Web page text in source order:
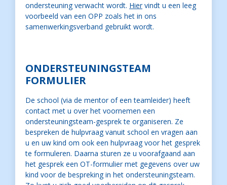
ondersteuning verwacht wordt. Hiervindt u een leeg
voorbeeld van een OPP zoals het in ons
samenwerkingsverband gebruikt wordt.
ONDERSTEUNINGSTEAM
FORMULIER
De school (via de mentor of een teamleider) heeft
contact met u over het voornemen een
ondersteuningsteam-gesprek te organiseren. Ze
bespreken de hulpvraag vanuit school en vragen aan
u en uw kind om ook een hulpvraag voor het gesprek
te formuleren. Daarna sturen ze u voorafgaand aan
het gesprek een OT-formulier met gegevens over uw
kind voor de bespreking in het ondersteuningsteam.